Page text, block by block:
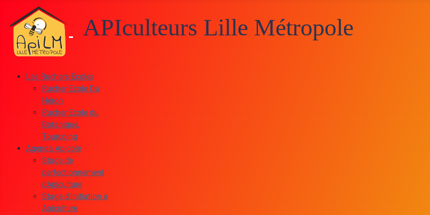
APIculteurs Lille Métropole
Les Ruchers Écoles
Rucher Ecole Du
Héron
Rucher Ecole du
Botanique,
Tourcoing
Agenda Apicole
Stage de
perfectionnement
dApiculture
Stage d’initiation à
Apiculture